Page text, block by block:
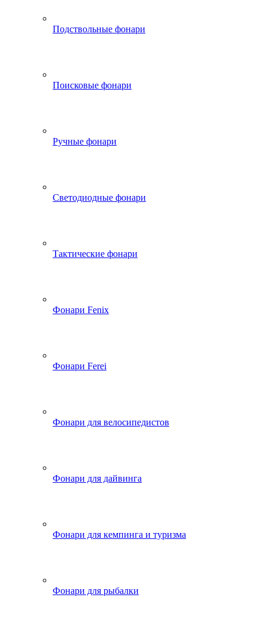
Подствольные фонари
Поисковые фонари
Ручные фонари
Светодиодные фонари
Тактические фонари
Фонари Fenix
Фонари Ferei
Фонари для велосипедистов
Фонари для дайвинга
Фонари для кемпинга и туризма
Фонари для рыбалки